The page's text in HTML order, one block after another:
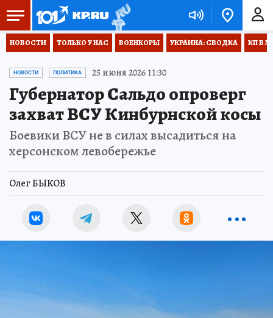
НОВОСТИ ТОЛЬКО У НАС ВОЕНКОРЫ УКРАИНА: СВОДКА КП В
НОВОСТИ ПОЛИТИКА 25 июня 2026 11:30
Губернатор Сальдо опроверг
захват ВСУ Кинбурнской косы
Боевики ВСУ не в силах высадиться на
херсонском левобережье
Олег БЫКОВ